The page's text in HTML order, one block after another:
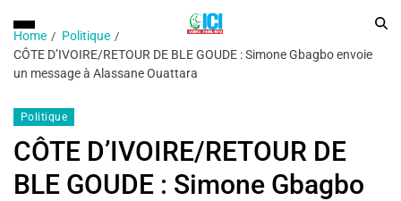
Home
Politique
CÔTE D’IVOIRE/RETOUR DE BLE GOUDE : Simone Gbagbo envoie
un message à Alassane Ouattara
Politique
CÔTE D’IVOIRE/RETOUR DE
BLE GOUDE : Simone Gbagbo